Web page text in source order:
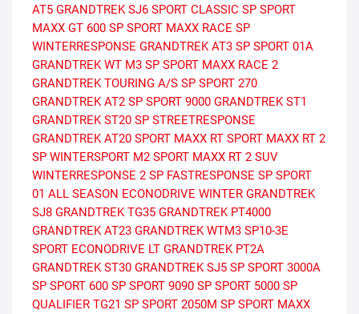
AT5 GRANDTREK SJ6 SPORT CLASSIC SP SPORT
MAXX GT 600 SP SPORT MAXX RACE SP
WINTERRESPONSE GRANDTREK AT3 SP SPORT 01A
GRANDTREK WT M3 SP SPORT MAXX RACE 2
GRANDTREK TOURING A/S SP SPORT 270
GRANDTREK AT2 SP SPORT 9000 GRANDTREK ST1
GRANDTREK ST20 SP STREETRESPONSE
GRANDTREK AT20 SPORT MAXX RT SPORT MAXX RT 2
SP WINTERSPORT M2 SPORT MAXX RT 2 SUV
WINTERRESPONSE 2 SP FASTRESPONSE SP SPORT
01 ALL SEASON ECONODRIVE WINTER GRANDTREK
SJ8 GRANDTREK TG35 GRANDTREK PT4000
GRANDTREK AT23 GRANDTREK WTM3 SP10-3E
SPORT ECONODRIVE LT GRANDTREK PT2A
GRANDTREK ST30 GRANDTREK SJ5 SP SPORT 3000A
SP SPORT 600 SP SPORT 9090 SP SPORT 5000 SP
QUALIFIER TG21 SP SPORT 2050M SP SPORT MAXX